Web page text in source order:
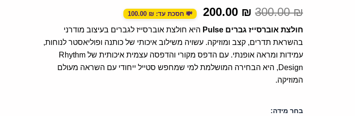
300.00₪
300.00 ₪.
200.00 ₪
200.00 ₪.
💸 חסכת עד: 100.00 ₪
חולצת אוברסייז גברים Pulse
היא חולצת אוברסייז לגברים בעיצוב מודרני
בהשראת תדרים, קצב ומוזיקה. עשויה משילוב איכותי של כותנה ופוליאסטר לנוחות,
עמידות ומראה אופנתי. עם הדפס מקורי והדפסה עצמית איכותית של Rhythm
Design, היא הבחירה המושלמת למי שמחפש סטייל ייחודי עם השראה מעולם
המוזיקה.
בחר מידה: